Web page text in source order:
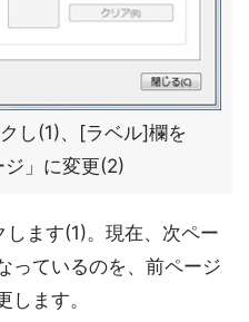
し(1)、[ラベル]欄を
ジ」に変更(2)
ます(1)。現在、次ペー
っているのを、前ページ
します。